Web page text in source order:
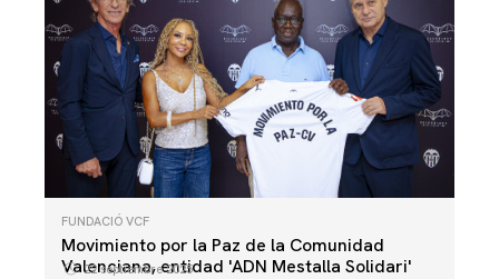
FUNDACIÓ VCF
Movimiento por la Paz de la Comunidad
Valenciana, entidad 'ADN Mestalla Solidari'
22 septiembre 2025